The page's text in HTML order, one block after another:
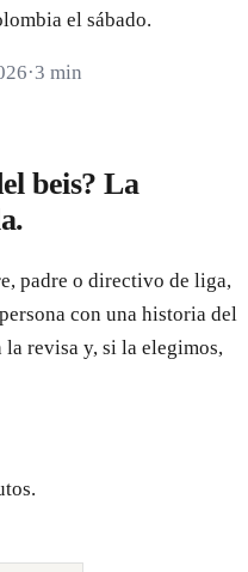
el sábado.
·3 min
beis? La
padre o directivo de liga,
con una historia del
revisa y, si la elegimos,